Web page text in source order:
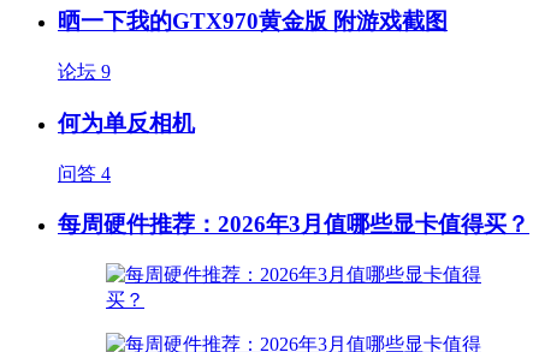
晒一下我的GTX970黄金版 附游戏截图
论坛 9
何为单反相机
问答 4
每周硬件推荐：2026年3月值哪些显卡值得买？